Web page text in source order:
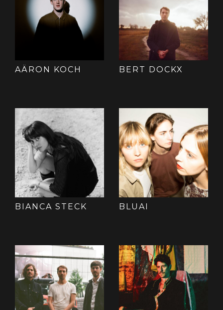
AÄRON KOCH BERT DOCKX
BIANCA STECK BLUAI